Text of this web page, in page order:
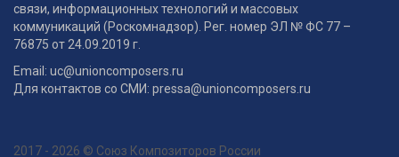
связи, информационных технологий и массовых
коммуникаций (Роскомнадзор). Рег. номер ЭЛ № ФС 77 –
76875 от 24.09.2019 г.
Email: uc@unioncomposers.ru
Для контактов со СМИ: pressa@unioncomposers.ru
2017 - 2026 © Союз Композиторов России